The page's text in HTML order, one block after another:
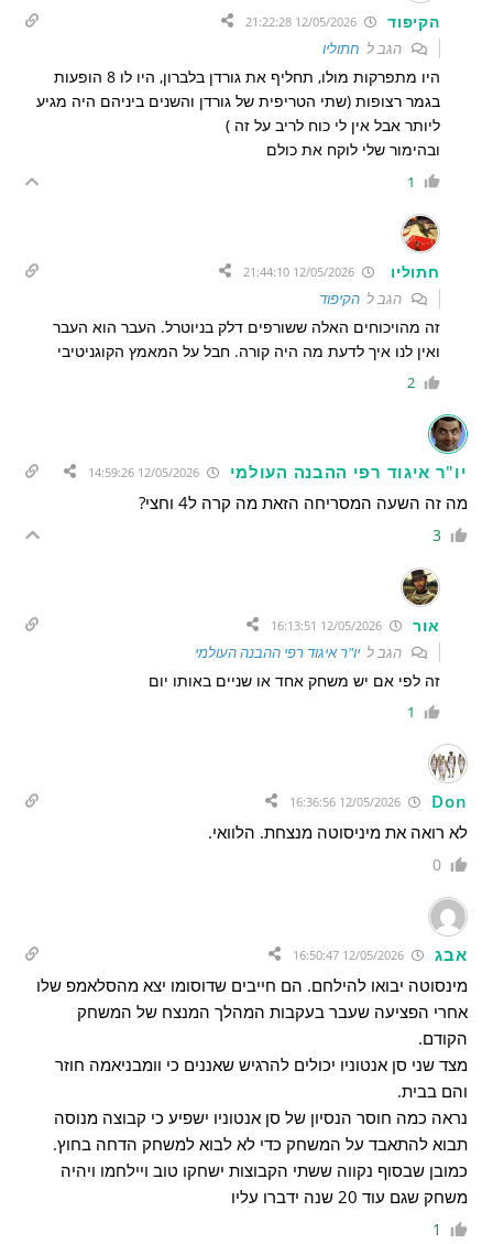
הקיפוד
הגב ל חתוליו
היו מתפרקות מולו, תחליף את גורדן בלברון, היו לו 8 הופעות
בגמר רצופות (שתי הטריפית של גורדן והשנים ביניהם היה מגיע
ליותר אבל אין לי כוח לריב על זה )
ובהימור שלי לוקח את כולם
1
חתוליו
הגב להקיפוד
זה מהויכוחים האלה ששורפים דלק בניוטרל. העבר הוא העבר
ואין לנו איך לדעת מה היה קורה. חבל על המאמץ הקוגניטיבי
2
יו"ר איגוד רפי ההבנה העולמי 12/05/2026 14:59:26
מה זה השעה המסריחה הזאת מה קרה ל4 וחצי?
3
אור
הגב ליו"ר איגוד רפי ההבנה העולמי
זה לפי אם יש משחק אחד או שניים באותו יום
1
Don
לא רואה את מיניסוטה מנצחת. הלוואי.
0
אבג
מינסוטה יבואו להילחם. הם חייבים שדוסומו יצא מהסלאמפ שלו
אחרי הפציעה שעבר בעקבות המהלך המנצח של המשחק
הקודם.
מצד שני סן אנטוניו יכולים להרגיש שאננים כי וומבניאמה חוזר
והם בבית.
נראה כמה חוסר הנסיון של סן אנטוניו ישפיע כי קבוצה מנוסה
תבוא להתאבד על המשחק כדי לא לבוא למשחק הדחה בחוץ.
כמובן שבסוף נקווה ששתי הקבוצות ישחקו טוב ויילחמו ויהיה
משחק שגם עוד 20 שנה ידברו עליו
1